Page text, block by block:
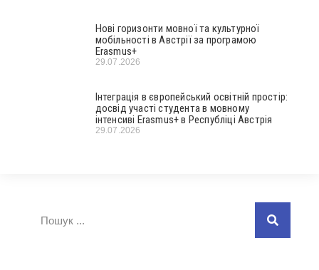
Нові горизонти мовної та культурної
мобільності в Австрії за програмою
Erasmus+
29.07.2026
Інтеграція в європейський освітній простір:
досвід участі студента в мовному
інтенсиві Erasmus+ в Республіці Австрія
29.07.2026